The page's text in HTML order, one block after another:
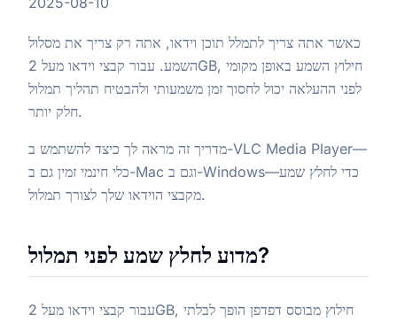
כאשר אתה צריך לתמלל תוכן וידאו, אתה רק צריך את מסלול
השמע. עבור קבצי וידאו מעל 2GB, חילוץ השמע באופן מקומי
לפני ההעלאה יכול לחסוך זמן משמעותי ולהבטיח תהליך תמלול
חלק יותר.
מדריך זה מראה לך כיצד להשתמש ב-VLC Media Player—
כלי חינמי זמין גם ב-Mac וגם ב-Windows—כדי לחלץ שמע
מקבצי הוידאו שלך לצורך תמלול.
מדוע לחלץ שמע לפני תמלול?
עבור קבצי וידאו מעל 2GB, חילוץ מבוסס דפדפן הופך לבלתי